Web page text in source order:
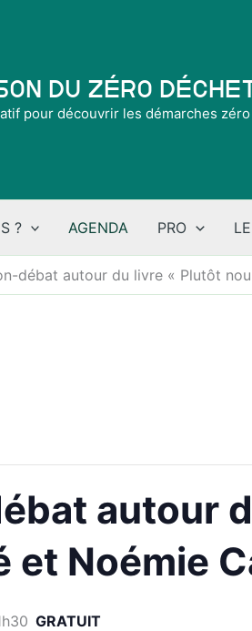
du Zéro
pour découvrir les démarches
? AGENDA PRO
débat autour du livre « Plutôt
autour
et Noémie
GRATUIT